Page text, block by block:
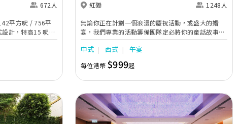
672人
平方呎 / 756平
計，特高15 呎樓
人的頂級宴
裝飾，並設置先
效果，其12 米
可顯示相片、影
的視覺效果。宴
及Victoria，提
新娘房、麻雀房或
紅磡 1248人
無論你正在計劃一個浪漫的慶祝活動，或盛大的婚
宴，我們專業的活動籌備團隊定必將你的童話故事帶
到現實生活，讓你畢生難忘。 酒店擁有17個獨立的
室內外活動空間，包括海景房和戶外露台，座擁香港
的天際線和壯麗的維港景色為背景。
中式 西式 午宴
每位港幣 $999起